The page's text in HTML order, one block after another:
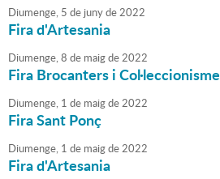
Diumenge, 5 de junyde2022
Fira d'Artesania
Diumenge,8 de maigde2022
Fira Brocanters i Col·leccionisme
Diumenge, 1 de maigde2022
Fira Sant Ponç
Diumenge, 1 de maigde2022
Fira d'Artesania